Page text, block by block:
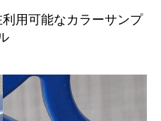
用可能なカラーサンプ